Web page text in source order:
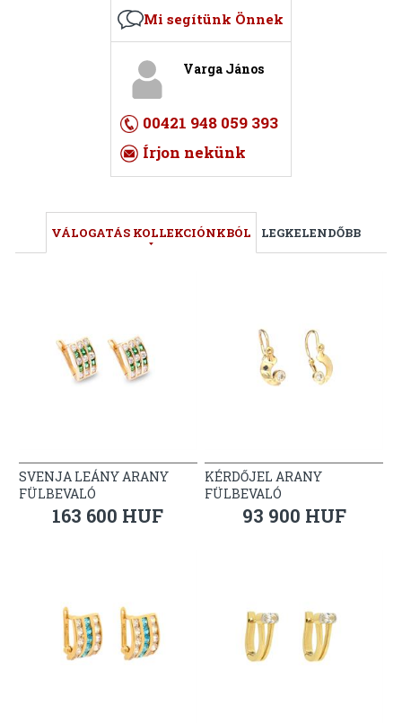
Mi segítünk Önnek
Varga János
00421 948 059 393
Írjon nekünk
VÁLOGATÁS KOLLEKCIÓNKBÓL LEGKELENDŐBB
SVENJA LEÁNY ARANY
FÜLBEVALÓ
163 600 HUF
KÉRDŐJEL ARANY
FÜLBEVALÓ
93 900 HUF